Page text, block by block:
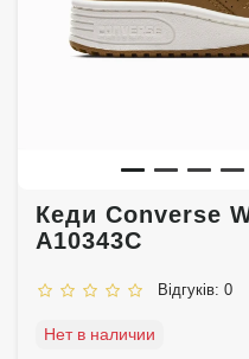
Кеди Converse
A10343C
Відгуків: 0
Нет в наличии